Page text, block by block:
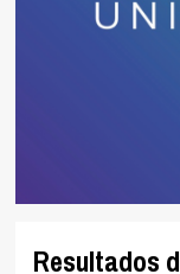
Resultados